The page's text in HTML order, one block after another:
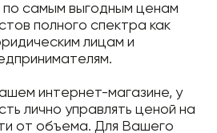
по самым выгодным ценам
полного спектра как
лицам и
интернет-магазине, у
лично управлять ценой на
от объема. Для Вашего